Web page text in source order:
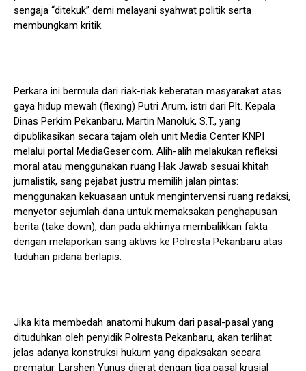
sengaja “ditekuk” demi melayani syahwat politik serta
membungkam kritik.
Perkara ini bermula dari riak-riak keberatan masyarakat atas
gaya hidup mewah (flexing) Putri Arum, istri dari Plt. Kepala
Dinas Perkim Pekanbaru, Martin Manoluk, S.T., yang
dipublikasikan secara tajam oleh unit Media Center KNPI
melalui portal MediaGeser.com. Alih-alih melakukan refleksi
moral atau menggunakan ruang Hak Jawab sesuai khitah
jurnalistik, sang pejabat justru memilih jalan pintas:
menggunakan kekuasaan untuk mengintervensi ruang redaksi,
menyetor sejumlah dana untuk memaksakan penghapusan
berita (take down), dan pada akhirnya membalikkan fakta
dengan melaporkan sang aktivis ke Polresta Pekanbaru atas
tuduhan pidana berlapis.
Jika kita membedah anatomi hukum dari pasal-pasal yang
dituduhkan oleh penyidik Polresta Pekanbaru, akan terlihat
jelas adanya konstruksi hukum yang dipaksakan secara
prematur. Larshen Yunus dijerat dengan tiga pasal krusial